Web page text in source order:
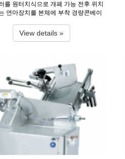
를 원터치식으로 개폐 가능 전후 위치
연마장치를 본체에 부착 경량콘베이
베이어장치로 청소시 탈착이 용이 초강
스계 칼날 탑재로 마모가 적고 위생적
: -1℃ ~ 5℃ 제품사양 Model KSC-330
330Q Dimension(W×L×H) 1085×113
㎜ 1085×1130×1400㎜ Motor 3Ø, 380
1Ø/ 3Ø, 220V/380V, 750W×2E
33-58 slices/min(50㎐), 40-60 slic
㎐) 40-60 slices/min Loading Deme
㎜ 780×330×200㎜ Diam
Knife Ø385㎜ Ø385㎜ Slice Thickness
㎜ 0.1~25㎜ Net Weight 285㎏ 280㎏
자료출처 : 한국 후지 공업
View details »